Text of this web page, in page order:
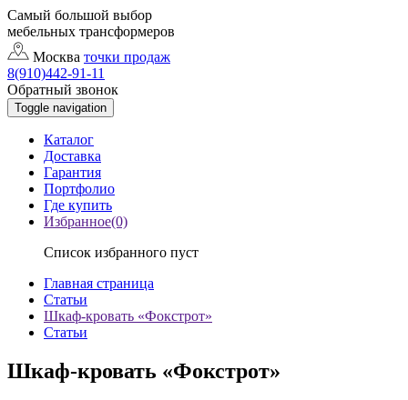
Самый большой выбор
мебельных трансформеров
Москва точки продаж
8(910)442-91-11
Обратный звонок
Toggle navigation
Каталог
Доставка
Гарантия
Портфолио
Где купить
Избранное(0)
Список избранного пуст
Главная страница
Статьи
Шкаф-кровать «Фокстрот»
Статьи
Шкаф-кровать «Фокстрот»